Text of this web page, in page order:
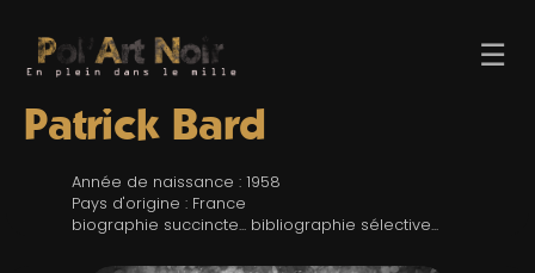
☰
Patrick Bard
Année de naissance : 1958
Pays d'origine : France
biographie succincte... bibliographie sélective...